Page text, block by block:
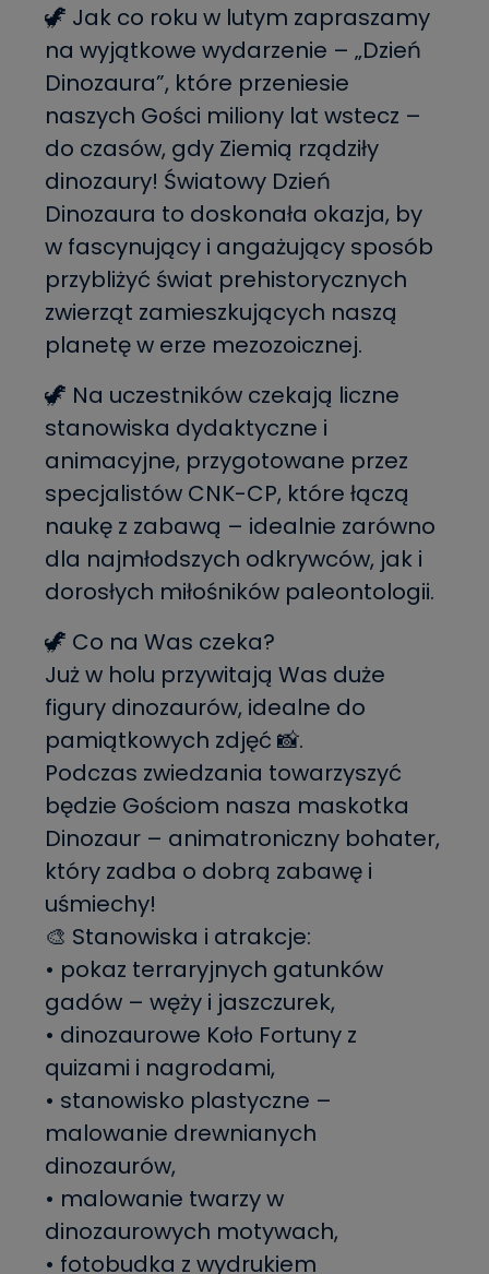
🦖 Jak co roku w lutym zapraszamy
na wyjątkowe wydarzenie – „Dzień
Dinozaura”, które przeniesie
naszych Gości miliony lat wstecz –
do czasów, gdy Ziemią rządziły
dinozaury! Światowy Dzień
Dinozaura to doskonała okazja, by
w fascynujący i angażujący sposób
przybliżyć świat prehistorycznych
zwierząt zamieszkujących naszą
planetę w erze mezozoicznej.
🦖 Na uczestników czekają liczne
stanowiska dydaktyczne i
animacyjne, przygotowane przez
specjalistów CNK-CP, które łączą
naukę z zabawą – idealnie zarówno
dla najmłodszych odkrywców, jak i
dorosłych miłośników paleontologii.
🦖 Co na Was czeka?
Już w holu przywitają Was duże
figury dinozaurów, idealne do
pamiątkowych zdjęć 📸.
Podczas zwiedzania towarzyszyć
będzie Gościom nasza maskotka
Dinozaur – animatroniczny bohater,
który zadba o dobrą zabawę i
uśmiechy!
🎨 Stanowiska i atrakcje:
• pokaz terraryjnych gatunków
gadów – węży i jaszczurek,
• dinozaurowe Koło Fortuny z
quizami i nagrodami,
• stanowisko plastyczne –
malowanie drewnianych
dinozaurów,
• malowanie twarzy w
dinozaurowych motywach,
• fotobudka z wydrukiem